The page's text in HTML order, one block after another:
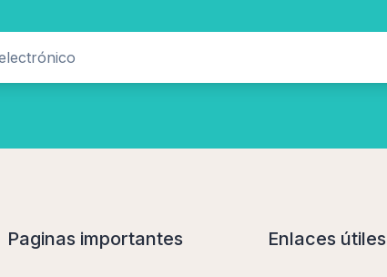
Paginas importantes Enlaces útiles